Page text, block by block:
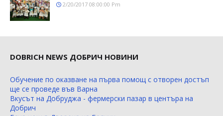
2/20/2017 08:00:00 Pm
DOBRICH NEWS ДОБРИЧ НОВИНИ
Обучение по оказване на първа помощ с отворен достъп
ще се проведе във Варна
Вкусът на Добруджа - фермерски пазар в центъра на
Добрич